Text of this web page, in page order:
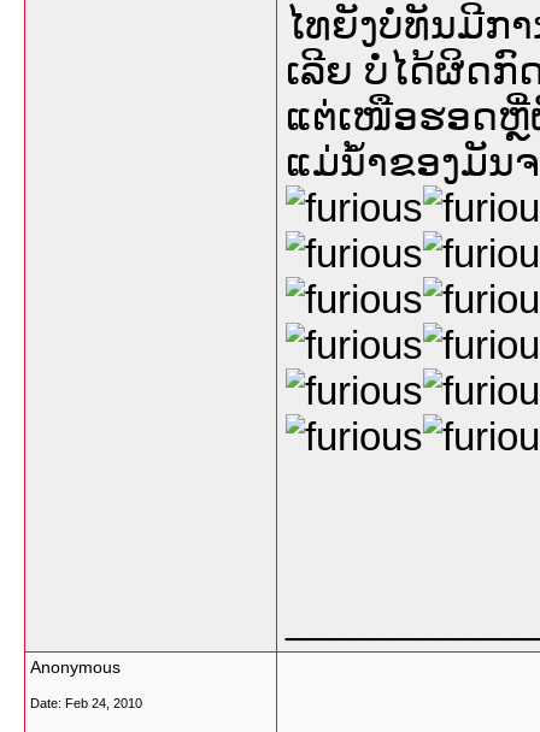
ໄທຍັງບໍ່ທັນມີກ
ເລີຍ ບໍ່ໄດ້ຜິດ
ແຕ່ເໜືອຮອດຫຼີ່
ແມ່ນ້ຳຂອງມັນ
Anonymous
Date: Feb 24, 2010